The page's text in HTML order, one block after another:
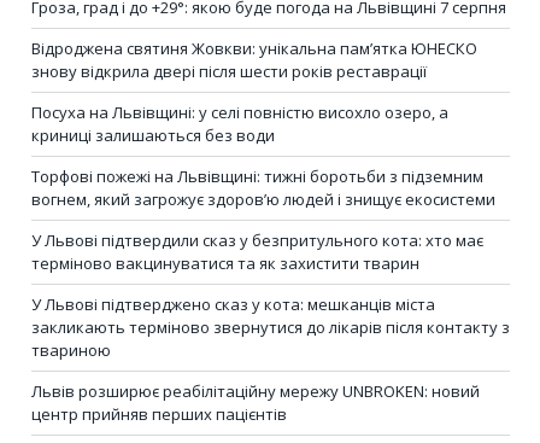
Гроза, град і до +29°: якою буде погода на Львівщині 7 серпня
Відроджена святиня Жовкви: унікальна пам’ятка ЮНЕСКО
знову відкрила двері після шести років реставрації
Посуха на Львівщині: у селі повністю висохло озеро, а
криниці залишаються без води
Торфові пожежі на Львівщині: тижні боротьби з підземним
вогнем, який загрожує здоров’ю людей і знищує екосистеми
У Львові підтвердили сказ у безпритульного кота: хто має
терміново вакцинуватися та як захистити тварин
У Львові підтверджено сказ у кота: мешканців міста
закликають терміново звернутися до лікарів після контакту з
твариною
Львів розширює реабілітаційну мережу UNBROKEN: новий
центр прийняв перших пацієнтів